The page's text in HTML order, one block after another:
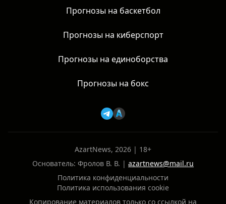
Прогнозы на баскетбол
Прогнозы на киберспорт
Прогнозы на единоборства
Прогнозы на бокс
AzartNews, 2026 | 18+
Основатель: Фролов В. В. | azartnews@mail.ru
Политика конфиденциальности
Политика использования cookie
Копирование материалов только со ссылкой на